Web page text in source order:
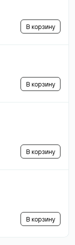
В корзину
В корзину
В корзину
В корзину